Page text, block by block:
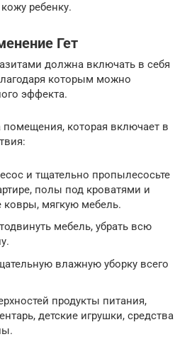
ребенку.
Гет
должна включать в себя
которым можно
эффекта.
которая включает в
и тщательно пропылесосьте
полы под кроватями и
ковры, мягкую мебель.
мебель, убрать всю
влажную уборку всего
продукты питания,
детские игрушки, средства